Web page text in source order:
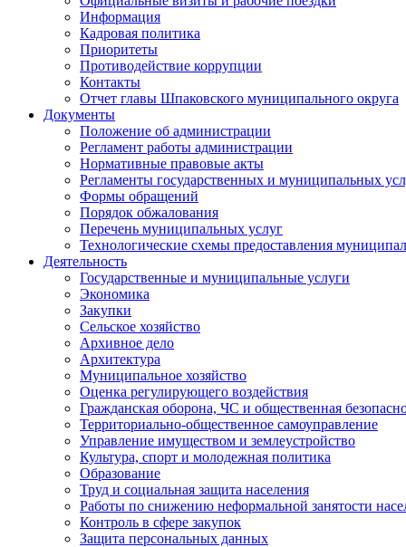
Информация
Кадровая политика
Приоритеты
Противодействие коррупции
Контакты
Отчет главы Шпаковского муниципального округа
Документы
Положение об администрации
Регламент работы администрации
Нормативные правовые акты
Регламенты государственных и муниципальных
Формы обращений
Порядок обжалования
Перечень муниципальных услуг
Технологические схемы предоставления
Деятельность
Государственные и муниципальные услуги
Экономика
Закупки
Сельское хозяйство
Архивное дело
Архитектура
Муниципальное хозяйство
Оценка регулирующего воздействия
Гражданская оборона, ЧС и общественная
Территориально-общественное самоуправление
Управление имуществом и землеустройство
Культура, спорт и молодежная политика
Образование
Труд и социальная защита населения
Работы по снижению неформальной занятости
Контроль в сфере закупок
Защита персональных данных